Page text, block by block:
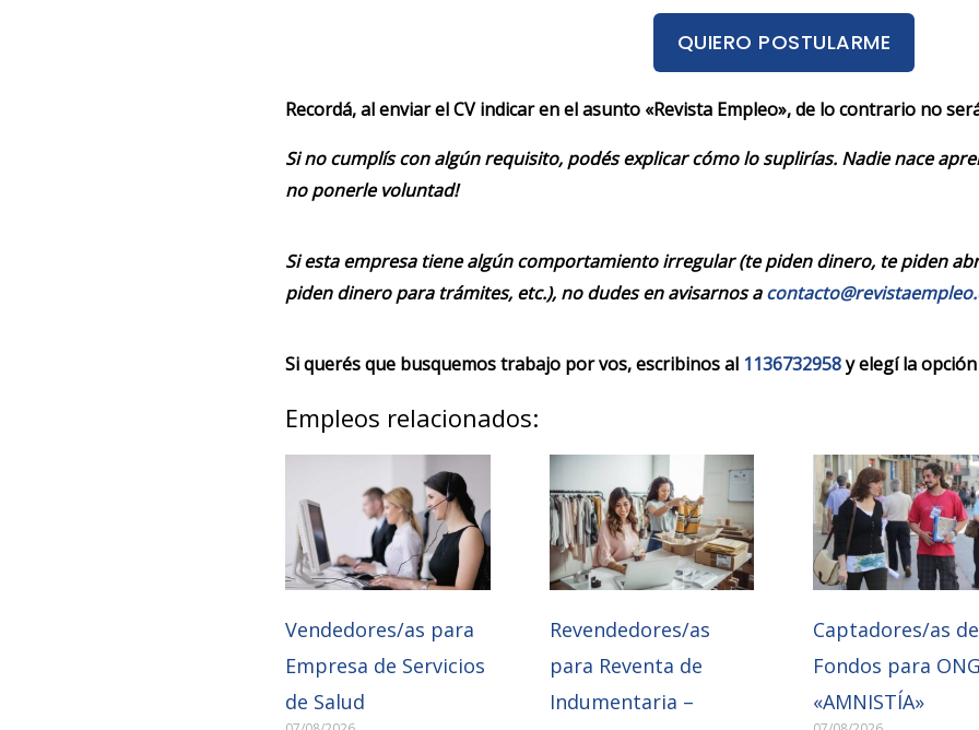
QUIERO POSTULARME
Recordá, al enviar el CV indicar en el asunto «Revista Empleo», de lo contrario no
Si no cumplís con algún requisito, podés explicar cómo lo suplirías. Nadie nace
no ponerle voluntad!
Si esta empresa tiene algún comportamiento irregular (te piden dinero, te piden
piden dinero para trámites, etc.), no dudes en avisarnos a
Si querés que busquemos trabajo por vos, escribinos al 1136732958y elegí la
Empleos relacionados:
Vendedores/as para
Empresa de Servicios
de Salud
Revendedores/as
para Reventa de
Indumentaria –
Captadores/as de
Fondos para ONG
«AMNISTÍA»